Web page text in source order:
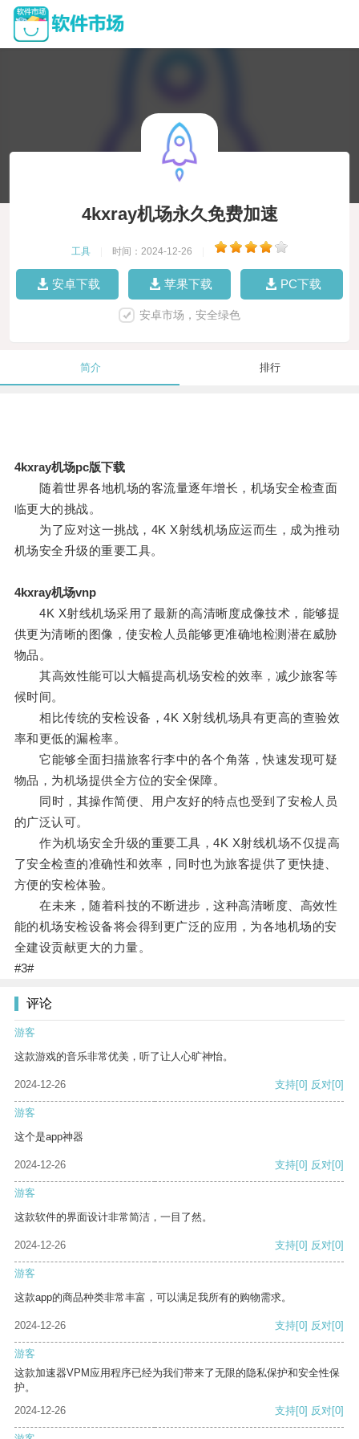
4kxray机场永久免费加速
工具 时间：2024-12-26
安卓下载 苹果下载 PC下载
安卓市场，安全绿色
简介 排行
4kxray机场pc版下载
随着世界各地机场的客流量逐年增长，机场安全检查面
临更大的挑战。
为了应对这一挑战，4K X射线机场应运而生，成为推动
机场安全升级的重要工具。
4kxray机场vnp
4K X射线机场采用了最新的高清晰度成像技术，能够提
供更为清晰的图像，使安检人员能够更准确地检测潜在威胁
物品。
其高效性能可以大幅提高机场安检的效率，减少旅客等
候时间。
相比传统的安检设备，4K X射线机场具有更高的查验效
率和更低的漏检率。
它能够全面扫描旅客行李中的各个角落，快速发现可疑
物品，为机场提供全方位的安全保障。
同时，其操作简便、用户友好的特点也受到了安检人员
的广泛认可。
作为机场安全升级的重要工具，4K X射线机场不仅提高
了安全检查的准确性和效率，同时也为旅客提供了更快捷、
方便的安检体验。
在未来，随着科技的不断进步，这种高清晰度、高效性
能的机场安检设备将会得到更广泛的应用，为各地机场的安
全建设贡献更大的力量。
#3#
评论
游客
这款游戏的音乐非常优美，听了让人心旷神怡。
2024-12-26 支持[0] 反对[0]
游客
这个是app神器
2024-12-26 支持[0] 反对[0]
游客
这款软件的界面设计非常简洁，一目了然。
2024-12-26 支持[0] 反对[0]
游客
这款app的商品种类非常丰富，可以满足我所有的购物需求。
2024-12-26 支持[0] 反对[0]
游客
这款加速器VPM应用程序已经为我们带来了无限的隐私保护和安全性保
护。
2024-12-26
支持[0] 反对[0]